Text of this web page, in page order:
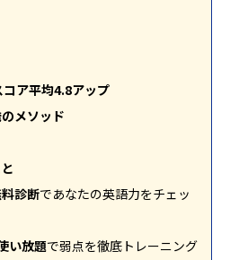
ア平均4.8アップ
メソッド
診断であなたの英語力をチェッ
い放題で弱点を徹底トレーニング